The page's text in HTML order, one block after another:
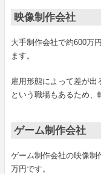
映像制作会社
大手制作会社で約600万
ます。
雇用形態によって差が
という職場もあるため、
ゲーム制作会社
ゲーム制作会社の映像制
万円です。